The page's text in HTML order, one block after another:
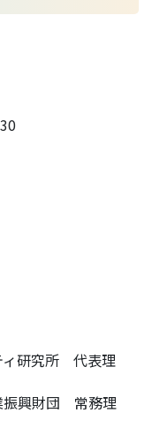
研究所 代表理
興財団 常務理